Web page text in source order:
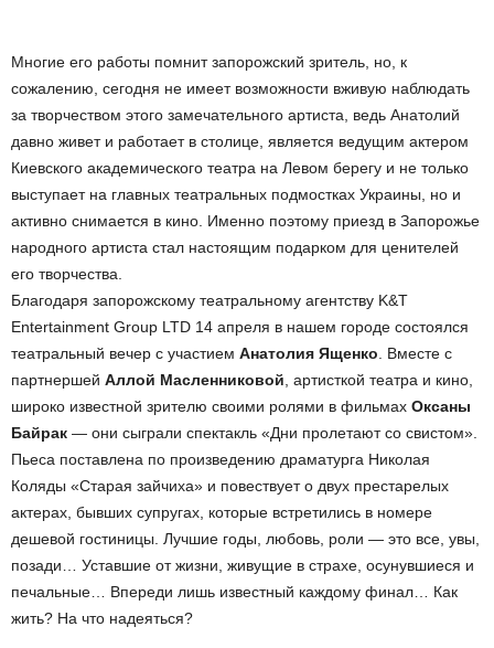
Многие его работы помнит запорожский зритель, но, к
сожалению, сегодня не имеет возможности вживую наблюдать
за творчеством этого замечательного артиста, ведь Анатолий
давно живет и работает в столице, является ведущим актером
Киевского академического театра на Левом берегу и не только
выступает на главных театральных подмостках Украины, но и
активно снимается в кино. Именно поэтому приезд в Запорожье
народного артиста стал настоящим подарком для ценителей
его творчества.
Благодаря запорожскому театральному агентству K&T
Entertainment Group LTD 14 апреля в нашем городе состоялся
театральный вечер с участием Анатолия Ященко . Вместе с
партнершей Аллой Масленниковой , артисткой театра и кино,
широко известной зрителю своими ролями в фильмах Оксаны
Байрак — они сыграли спектакль «Дни пролетают со свистом».
Пьеса поставлена по произведению драматурга Николая
Коляды «Старая зайчиха» и повествует о двух престарелых
актерах, бывших супругах, которые встретились в номере
дешевой гостиницы. Лучшие годы, любовь, роли — это все, увы,
позади… Уставшие от жизни, живущие в страхе, осунувшиеся и
печальные… Впереди лишь известный каждому финал… Как
жить? На что надеяться?